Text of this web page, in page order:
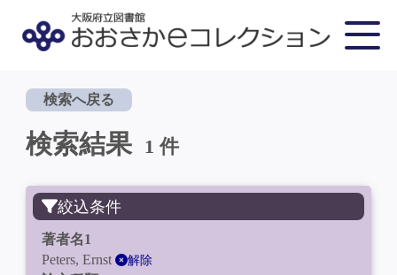
検索へ戻る
検索結果 1 件
絞込条件
著者名1
Peters, Ernst
解除